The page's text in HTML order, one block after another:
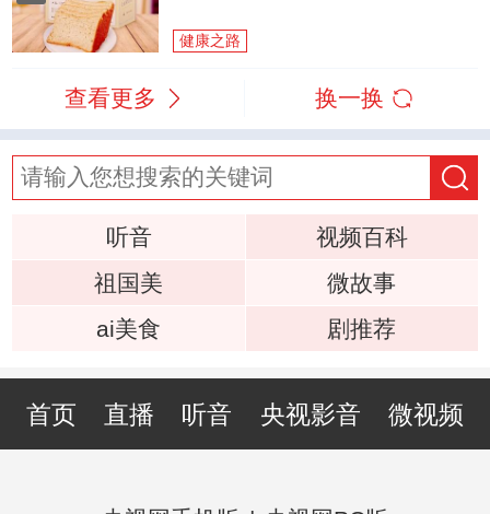
健康之路
查看更多 换一换
听音
视频百科
祖国美
微故事
ai美食
剧推荐
首页 直播 听音 央视影音 微视频